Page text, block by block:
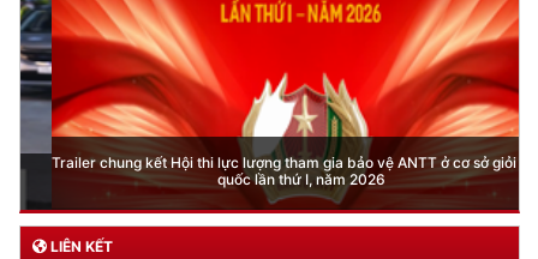
Trailer chung kết Hội thi lực lượng tham gia bảo vệ ANTT ở cơ sở giỏi toàn
quốc lần thứ I, năm 2026
LIÊN KẾT